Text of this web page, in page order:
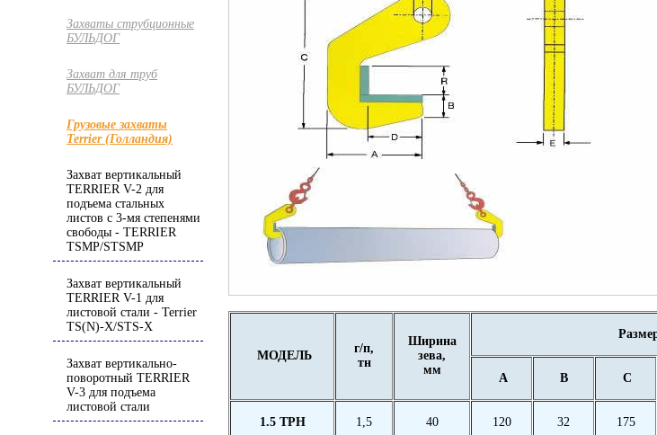
Захваты струбционные
БУЛЬДОГ
Захват для труб
БУЛЬДОГ
Грузовые захваты
Terrier (Голландия)
Захват вертикальный
TERRIER V-2 для
подъема стальных
листов с 3-мя степенями
свободы - TERRIER
TSMP/STSMP
Захват вертикальный
TERRIER V-1 для
листовой стали - Terrier
TS(N)-X/STS-X
Захват вертикально-
поворотный TERRIER
V-3 для подъема
листовой стали
МОДЕЛЬ
г/п,
тн
Ширина
зева,
мм
A
B C
1.5 TРH 1,5 40 120 32 175